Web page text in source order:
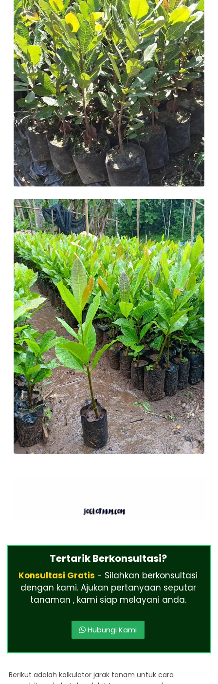
Tertarik Berkonsultasi?
Konsultasi Gratis - Silahkan berkonsultasi
dengan kami. Ajukan pertanyaan seputar
tanaman , kami siap melayani anda.
Hubungi Kami
Berikut adalah kalkulator jarak tanam untuk cara